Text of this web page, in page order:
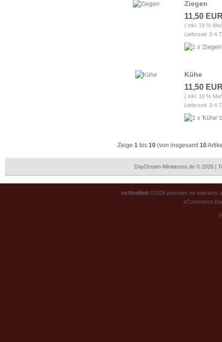
Ziegen
11,50
( inkl. 19 %
Lieferzeit: 3-4
Kühe
11,50
( inkl. 19 %
Lieferzeit: 3-4
Zeige 1 bis 10 (von insgesamt10
DayDream-Miniatures.de © 2026 |
xtcModified ©2026 provides no warranty
eCommerce